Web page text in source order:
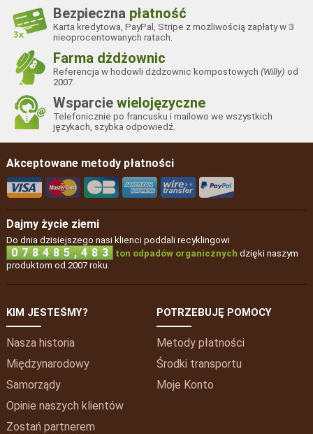
Bezpieczna płatność
Karta kredytowa, PayPal, Stripe z możliwością zapłaty w 3
nieoprocentowanych ratach.
Farma dżdżownic
Referencja w hodowli dżdżownic kompostowych(Willy) od
2007.
Wsparciewielojęzyczne
Telefonicznie po francusku i mailowo we wszystkich
językach, szybka odpowiedź.
Akceptowane metody płatności
Dajmy życie ziemi
Do dnia dzisiejszego nasi klienci poddali recyklingowi
0 7 8 4 8 5 , 4 8 3 ton odpadów organicznych dzięki naszym
produktom od 2007 roku.
KIM JESTEŚMY?
Nasza historia
Międzynarodowy
Samorządy
Opinie naszych klientów
Zostań partnerem
POTRZEBUJĘ POMOCY
Metody płatności
Środki transportu
Moje Konto